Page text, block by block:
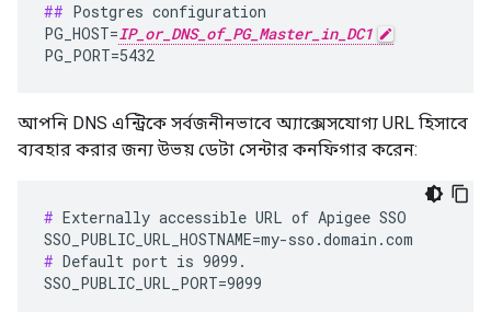
## Postgres configuration
PG_HOST=IP_or_DNS_of_PG_Master_in_DC1
PG_PORT=5432
আপনি DNS এন্ট্রিকে সর্বজনীনভাবে অ্যাক্সেসযোগ্য URL হিসাবে
ব্যবহার করার জন্য উভয় ডেটা সেন্টার কনফিগার করেন:
# Externally accessible URL of Apigee SSO
# Default port is 9099.
SSO_PUBLIC_URL_PORT=9099